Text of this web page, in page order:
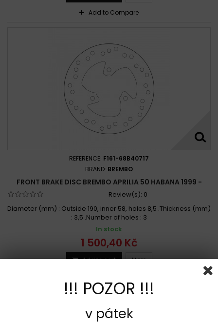
Aprilia 50 SR SR R / SR REPLICA SBK 2004 - 2017
APRILIA 50 SR STEALTH LC 1997 - 2000
APRILIA 50 SR STREET 2003 - 2012
Aprilia 50 SR STREET 2003 - 2015
Aprilia 50 SR URBAN KID / SR WWW 1996 - 1997
APRILIA 50 SR URBAN KID 1993 -
APRILIA 50 SR VIPER-REPLICA 1994 -
Aprilia 50 SX / SX FACTORY ABS 2006 - 2018
Add to Compare
REFERENCE: F161-68B40717
BRAND: BREMBO
FRONT BRAKE DISC BREMBO APRILIA 50 HABANA 1999 -
Review(s): 0
Diameter (mm) : Outside 190, inner 58, holes 8,5 .Thickness (mm)
: 3,5 .Number of holes : 3
In stock
1 500,40 Kč
Add to cart More
!!! POZOR !!!
v pátek